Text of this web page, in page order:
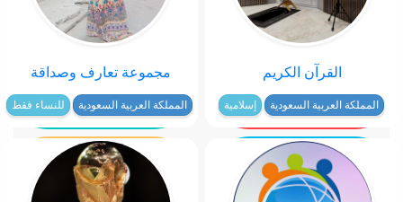
القرآن الكريم
المملكة العربية السعودية إسلامية
مجموعة تعارف وصداقة
المملكة العربية السعودية للنساء فقط